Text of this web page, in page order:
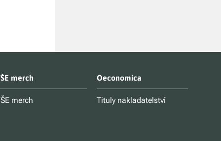
merch
merch
Oeconomica
Tituly nakladatelství